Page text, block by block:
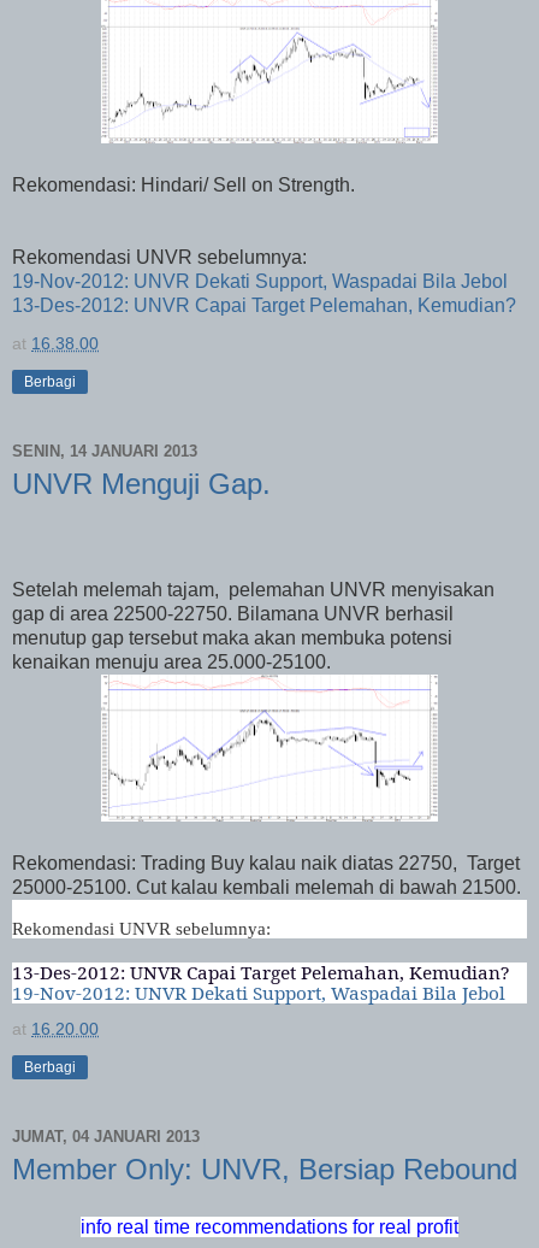
Rekomendasi: Hindari/ Sell on Strength.
Rekomendasi UNVR sebelumnya:
19-Nov-2012: UNVR Dekati Support, Waspadai Bila Jebol
13-Des-2012: UNVR Capai Target Pelemahan, Kemudian?
at 16.38.00
Berbagi
SENIN, 14 JANUARI 2013
UNVR Menguji Gap.
Setelah melemah tajam, pelemahan UNVR menyisakan
gap di area 22500-22750. Bilamana UNVR berhasil
menutup gap tersebut maka akan membuka potensi
kenaikan menuju area 25.000-25100.
Rekomendasi: Trading Buy kalau naik diatas 22750, Target
25000-25100. Cut kalau kembali melemah di bawah 21500.
Rekomendasi UNVR sebelumnya:
13-Des-2012: UNVR Capai Target Pelemahan, Kemudian?
19-Nov-2012: UNVR Dekati Support, Waspadai Bila Jebol
at 16.20.00
Berbagi
JUMAT, 04 JANUARI 2013
Member Only: UNVR, Bersiap Rebound
info real time recommendations for real profit